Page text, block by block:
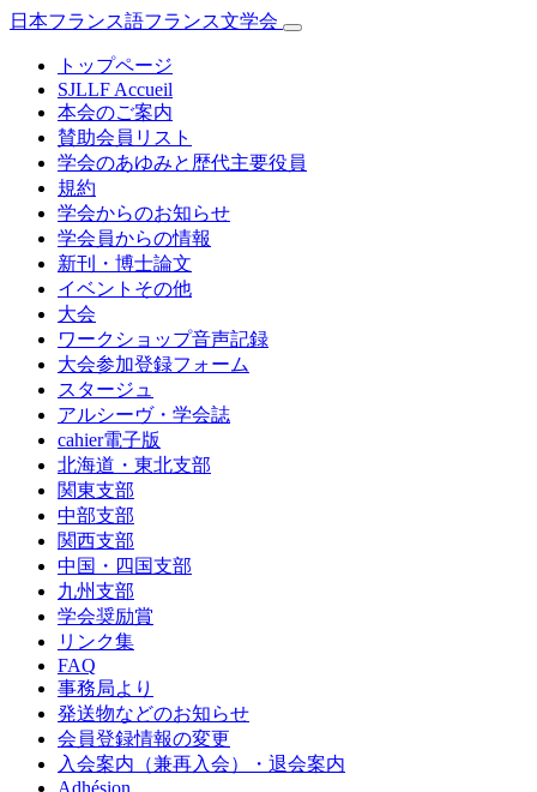
日本フランス語フランス文学会
トップページ
SJLLF Accueil
本会のご案内
賛助会員リスト
学会のあゆみと歴代主要役員
規約
学会からのお知らせ
学会員からの情報
新刊・博士論文
イベントその他
大会
ワークショップ音声記録
大会参加登録フォーム
スタージュ
アルシーヴ・学会誌
cahier電子版
北海道・東北支部
関東支部
中部支部
関西支部
中国・四国支部
九州支部
学会奨励賞
リンク集
FAQ
事務局より
発送物などのお知らせ
会員登録情報の変更
入会案内（兼再入会）・退会案内
Adhésion